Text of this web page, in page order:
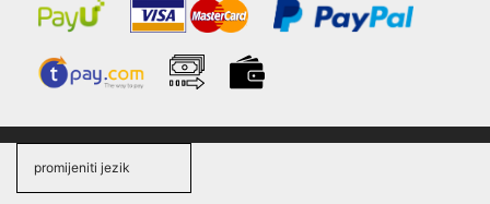
promijeniti jezik